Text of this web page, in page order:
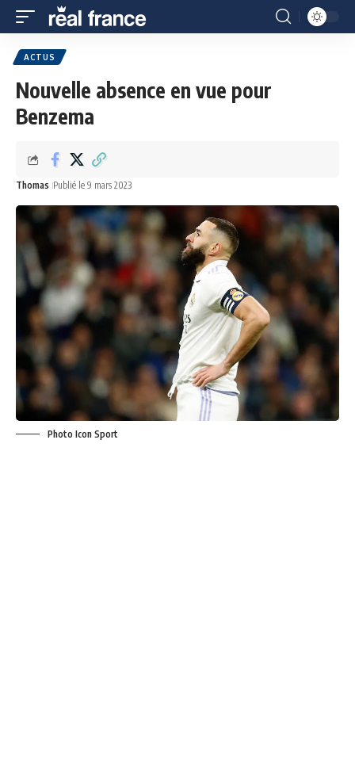
ACTUS
Nouvelle absence en vue pour
Benzema
Thomas Publié le 9 mars 2023
Photo Icon Sport